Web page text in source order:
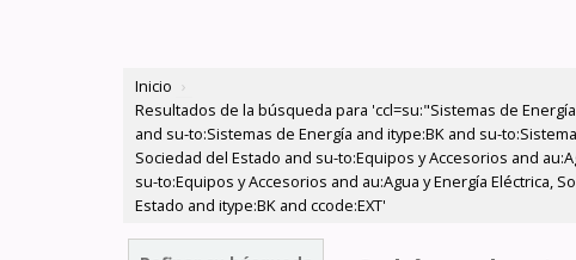
Inicio ›
Resultados de la búsqueda para 'ccl=su:"Sistemas de
and su-to:Sistemas de Energía and itype:BK and su-
Sociedad del Estado and su-to:Equipos y Accesorios and
su-to:Equipos y Accesorios and au:Agua y Energía Eléctrica,
Estado and itype:BK and ccode:EXT'